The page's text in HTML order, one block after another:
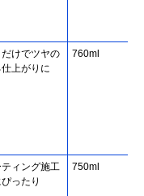
けでツヤの
仕上がりに
760ml
ティング施工
ったり
750ml